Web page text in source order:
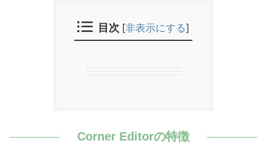
目次 [非表示にする]
Corner Editorの特徴